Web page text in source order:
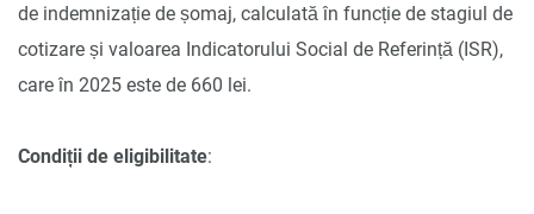
de indemnizație de șomaj, calculată în funcție de stagiul de
cotizare și valoarea Indicatorului Social de Referință (ISR),
care în 2025 este de 660 lei.
Condiții de eligibilitate: